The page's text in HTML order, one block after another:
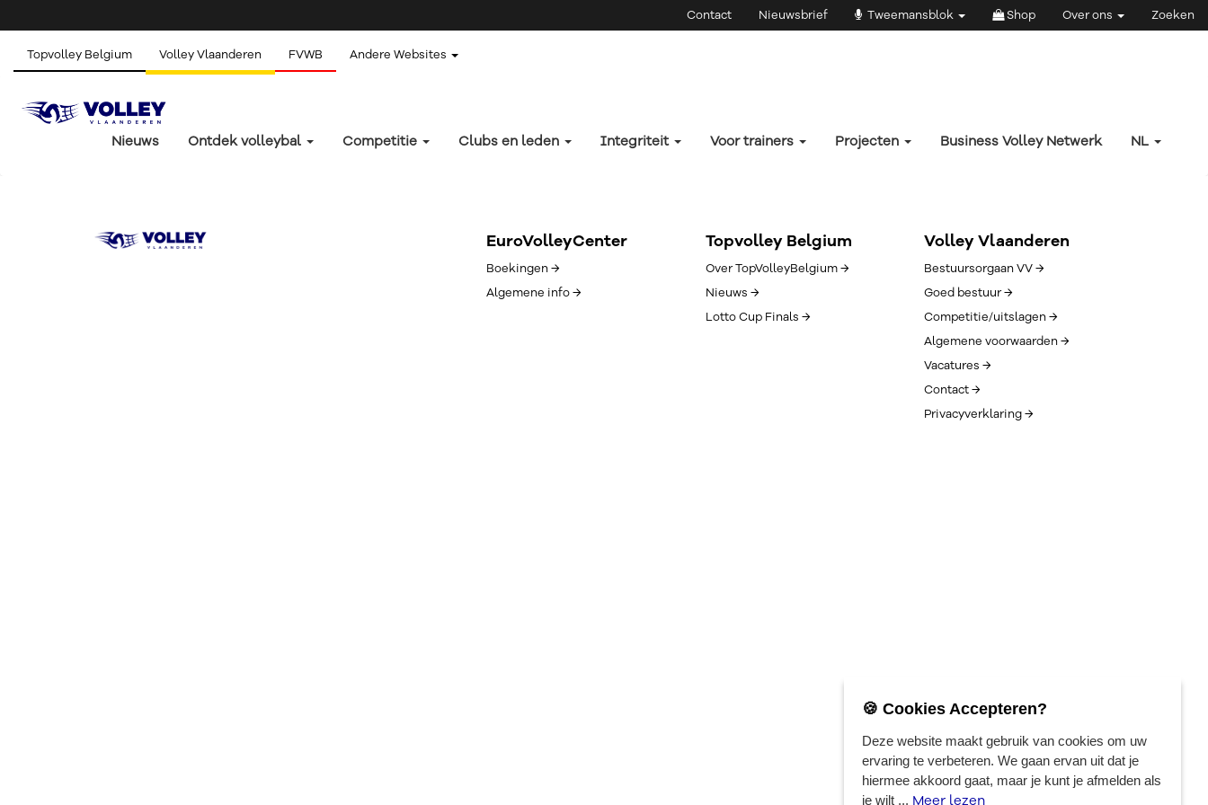
Contact Nieuwsbrief Tweemansblok Shop Over ons Zoeken
Topvolley Belgium Volley Vlaanderen FVWB Andere Websites
Nieuws Ontdek volleybal Competitie Clubs en leden Integriteit Voor trainers Projecten Business Volley Netwerk NL
Volley Vlaanderen
Bestuursorgaan VV →
Goed bestuur →
Competitie/uitslagen →
Algemene voorwaarden →
Vacatures →
Contact →
Privacyverklaring →
Topvolley Belgium
Over TopVolleyBelgium →
Nieuws →
Lotto Cup Finals →
EuroVolleyCenter
Boekingen →
Algemene info →
🍪 Cookies Accepteren?
Deze website maakt gebruik van cookies om uw
ervaring te verbeteren. We gaan ervan uit dat je
hiermee akkoord gaat, maar je kunt je afmelden als
je wilt ... Meer lezen